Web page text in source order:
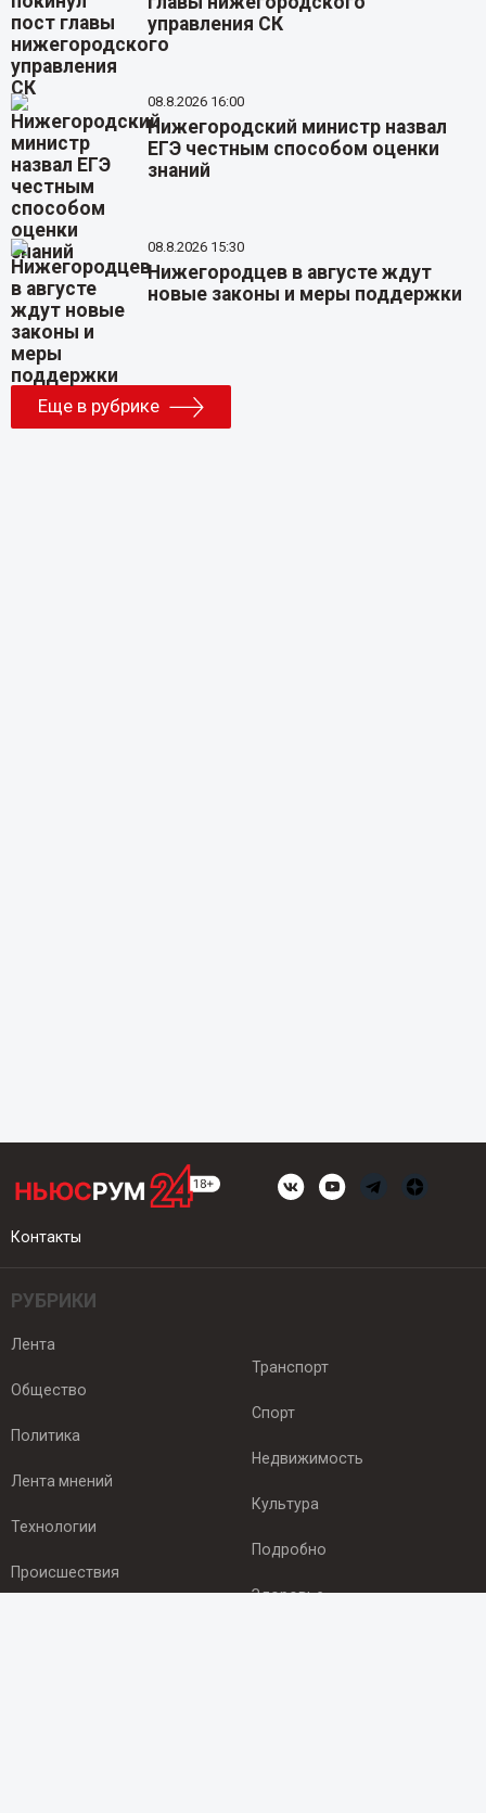
управления СК
08.8.2026 16:00
Нижегородский министр назвал
ЕГЭ честным способом оценки
знаний
08.8.2026 15:30
Нижегородцев в августе ждут
новые законы и меры поддержки
Еще в рубрике
Контакты
РУБРИКИ
Лента
Общество
Политика
Лента мнений
Технологии
Происшествия
Транспорт
Спорт
Недвижимость
Культура
Подробно
Здоровье